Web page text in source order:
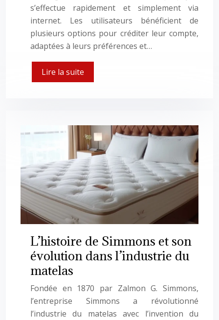
s’effectue rapidement et simplement via
internet. Les utilisateurs bénéficient de
plusieurs options pour créditer leur compte,
adaptées à leurs préférences et…
Lire la suite
L’histoire de Simmons et son
évolution dans l’industrie du
matelas
Fondée en 1870 par Zalmon G. Simmons,
l’entreprise Simmons a révolutionné
l’industrie du matelas avec l’invention du